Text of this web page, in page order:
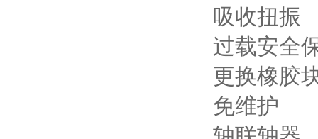
吸收扭振
过载安全
更换橡胶
免维护